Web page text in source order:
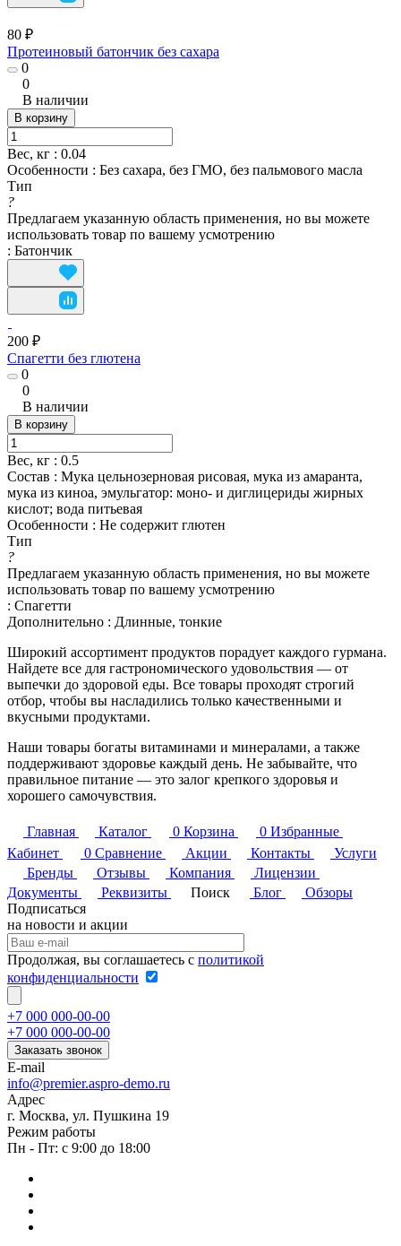
80 ₽
Протеиновый батончик без сахара
0
0
В наличии
В корзину
Вес, кг : 0.04
Особенности : Без сахара, без ГМО, без пальмового масла
Тип
?
Предлагаем указанную область применения, но вы можете
использовать товар по вашему усмотрению
: Батончик
200 ₽
Спагетти без глютена
0
0
В наличии
В корзину
Вес, кг : 0.5
Состав : Мука цельнозерновая рисовая, мука из амаранта,
мука из киноа, эмульгатор: моно- и диглицериды жирных
кислот; вода питьевая
Особенности : Не содержит глютен
Тип
?
Предлагаем указанную область применения, но вы можете
использовать товар по вашему усмотрению
: Спагетти
Дополнительно : Длинные, тонкие
Широкий ассортимент продуктов порадует каждого гурмана.
Найдете все для гастрономического удовольствия — от
выпечки до здоровой еды. Все товары проходят строгий
отбор, чтобы вы насладились только качественными и
вкусными продуктами.
Наши товары богаты витаминами и минералами, а также
поддерживают здоровье каждый день. Не забывайте, что
правильное питание — это залог крепкого здоровья и
хорошего самочувствия.
Главная Каталог 0 Корзина 0 Избранные
Кабинет
0 Сравнение Акции Контакты
Услуги
Бренды
Отзывы Компания
Лицензии
Документы
Реквизиты Поиск Блог
Обзоры
Подписаться
на новости и акции
Продолжая, вы соглашаетесь с политикой
конфиденциальности
+7 000 000-00-00
+7 000 000-00-00
Заказать звонок
E-mail
info@premier.aspro-demo.ru
Адрес
г. Москва, ул. Пушкина 19
Режим работы
Пн - Пт: с 9:00 до 18:00